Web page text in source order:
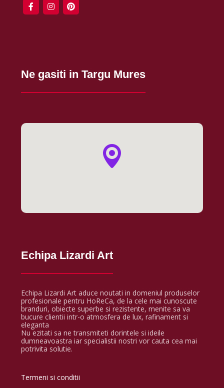
Ne gasiti in Targu Mures
Echipa Lizardi Art
Echipa Lizardi Art aduce noutati in domeniul produselor
profesionale pentru HoReCa, de la cele mai cunoscute
branduri, obiecte superbe si rezistente, menite sa va
bucure clientii intr-o atmosfera de lux, rafinament si
eleganta
Nu ezitati sa ne transmiteti dorintele si ideile
dumneavoastra iar specialistii nostri vor cauta cea mai
potrivita solutie.
Termeni si conditii